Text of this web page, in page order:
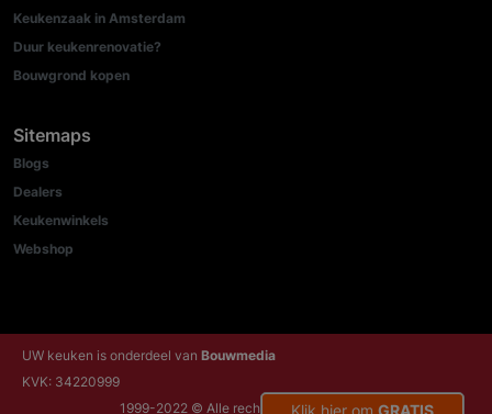
Keukenzaak in Amsterdam
Duur keukenrenovatie?
Bouwgrond kopen
Sitemaps
Blogs
Dealers
Keukenwinkels
Webshop
UW keuken is onderdeel van Bouwmedia
KVK: 34220999
1999-2022 © Alle rechten voorbehouden
Klik hier om GRATIS